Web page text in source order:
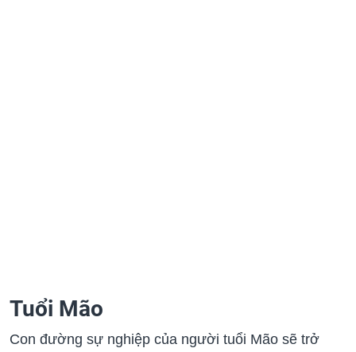
Tuổi Mão
Con đường sự nghiệp của người tuổi Mão sẽ trở